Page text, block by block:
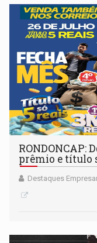
RONDONCAP:
prêmio e título
Destaques